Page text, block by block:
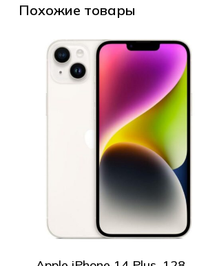
Похожие товары